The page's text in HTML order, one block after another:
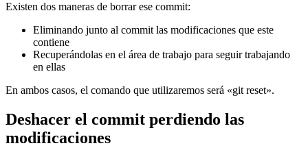
Existen dos maneras de borrar ese commit:
Eliminando junto al commit las modificaciones que este
contiene
Recuperándolas en el área de trabajo para seguir trabajando
en ellas
En ambos casos, el comando que utilizaremos será «git reset».
Deshacer el commit perdiendo las
modificaciones